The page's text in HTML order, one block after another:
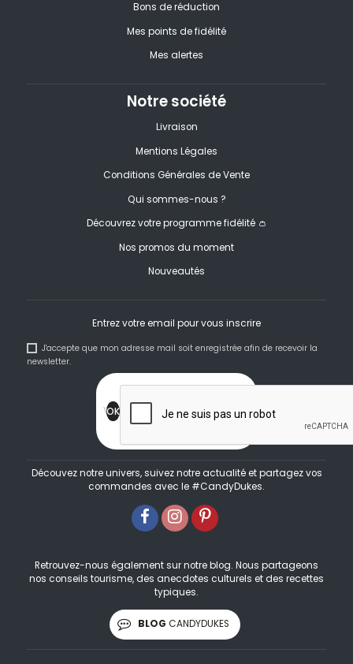
Bons de réduction
Mes points de fidélité
Mes alertes
Notre société
Livraison
Mentions Légales
Conditions Générales de Vente
Qui sommes-nous ?
Découvrez votre programme fidélité 👛
Nos promos du moment
Nouveautés
Entrez votre email pour vous inscrire
J'accepte que mon adresse mail soit enregistrée afin de recevoir la
newsletter.
Découvez notre univers, suivez notre actualité et partagez vos
commandes avec le #CandyDukes.
Retrouvez-nous également sur notre blog. Nous partageons
nos conseils tourisme, des anecdotes culturels et des recettes
typiques.
BLOG CANDYDUKES